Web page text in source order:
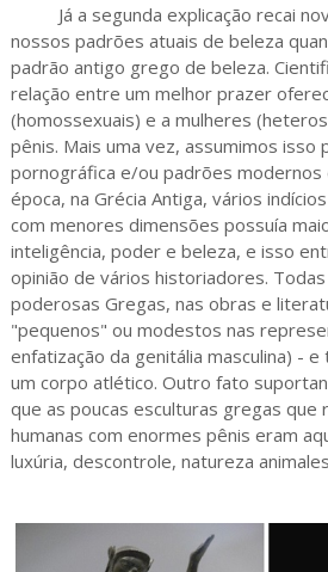
Já a segunda explicação recai
nossos padrões atuais de beleza
padrão antigo grego de beleza.
relação entre um melhor prazer
(homossexuais) e a mulheres
pênis. Mais uma vez, assumimos isso
pornográfica e/ou padrões modernos
época, na Grécia Antiga, vários
com menores dimensões possuía
inteligência, poder e beleza, e isso
opinião de vários historiadores.
poderosas Gregas, nas obras e
"pequenos" ou modestos nas
enfatização da genitália masculina) -
um corpo atlético. Outro fato
que as poucas esculturas gregas
humanas com enormes pênis eram
luxúria, descontrole, natureza